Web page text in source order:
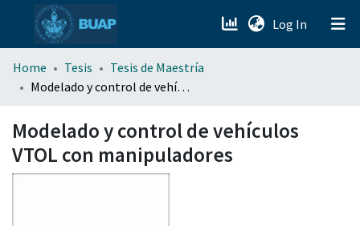
Log In (current)
menu.section.about_menu
Home Tesis
Tesis de Maestría
Modelado y control de vehículos VTOL con manipuladores
Modelado y control de vehículos
VTOL con manipuladores